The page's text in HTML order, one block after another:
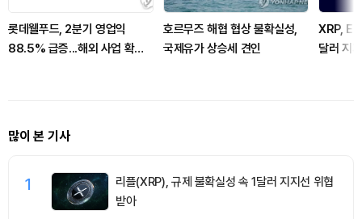
롯데웰푸드, 2분기 영업익
88.5% 급증...해외 사업 확대
호르무즈 해협 협상 불확실성,
국제유가 상승세 견인
XRP,
달러 지
많이 본 기사
1
리플(XRP), 규제 불확실성 속 1달러 지지선 위협
받아